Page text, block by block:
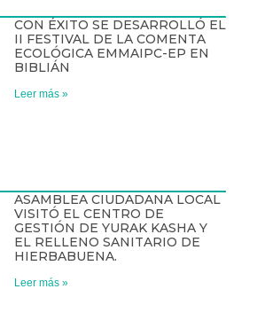
CON ÉXITO SE DESARROLLÓ EL
II FESTIVAL DE LA COMENTA
ECOLÓGICA EMMAIPC-EP EN
BIBLIÁN
Leer más »
ASAMBLEA CIUDADANA LOCAL
VISITÓ EL CENTRO DE
GESTIÓN DE YURAK KASHA Y
EL RELLENO SANITARIO DE
HIERBABUENA.
Leer más »